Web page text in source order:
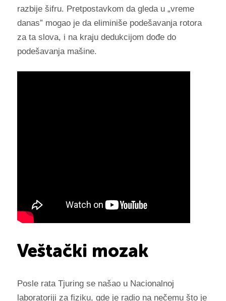
razbije šifru. Pretpostavkom da gleda u „vreme
danas” mogao je da eliminiše podešavanja rotora
za ta slova, i na kraju dedukcijom dođe do
podešavanja mašine.
Veštački mozak
Posle rata Tjuring se našao u Nacionalnoj
laboratoriji za fiziku, gde je radio na nečemu što je